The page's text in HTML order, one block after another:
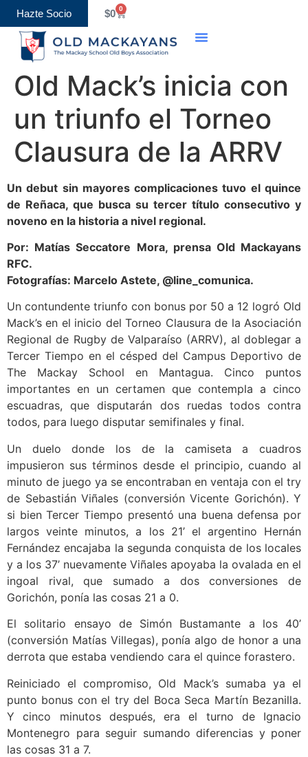
Hazte Socio $0 0
Old Mack’s inicia con
un triunfo el Torneo
Clausura de la ARRV
Un debut sin mayores complicaciones tuvo el quince
de Reñaca, que busca su tercer título consecutivo y
noveno en la historia a nivel regional.
Por: Matías Seccatore Mora, prensa Old Mackayans
RFC.
Fotografías: Marcelo Astete, @line_comunica.
Un contundente triunfo con bonus por 50 a 12 logró Old
Mack’s en el inicio del Torneo Clausura de la Asociación
Regional de Rugby de Valparaíso (ARRV), al doblegar a
Tercer Tiempo en el césped del Campus Deportivo de
The Mackay School en Mantagua. Cinco puntos
importantes en un certamen que contempla a cinco
escuadras, que disputarán dos ruedas todos contra
todos, para luego disputar semifinales y final.
Un duelo donde los de la camiseta a cuadros
impusieron sus términos desde el principio, cuando al
minuto de juego ya se encontraban en ventaja con el try
de Sebastián Viñales (conversión Vicente Gorichón). Y
si bien Tercer Tiempo presentó una buena defensa por
largos veinte minutos, a los 21’ el argentino Hernán
Fernández encajaba la segunda conquista de los locales
y a los 37’ nuevamente Viñales apoyaba la ovalada en el
ingoal rival, que sumado a dos conversiones de
Gorichón, ponía las cosas 21 a 0.
El solitario ensayo de Simón Bustamante a los 40’
(conversión Matías Villegas), ponía algo de honor a una
derrota que estaba vendiendo cara el quince forastero.
Reiniciado el compromiso, Old Mack’s sumaba ya el
punto bonus con el try del Boca Seca Martín Bezanilla.
Y cinco minutos después, era el turno de Ignacio
Montenegro para seguir sumando diferencias y poner
las cosas 31 a 7.